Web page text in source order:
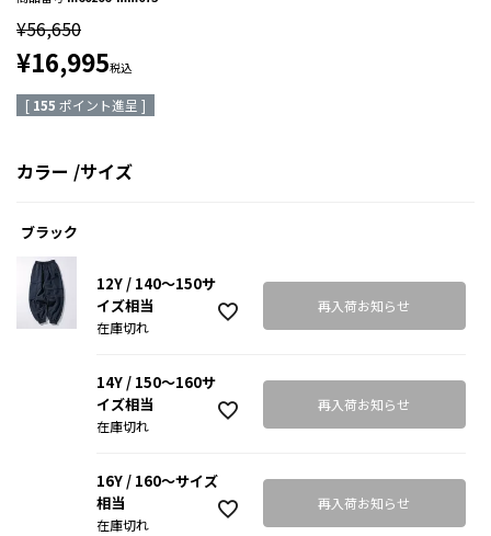
¥56,650
¥16,995税込
[ 155 ポイント進呈 ]
カラー サイズ
ブラック
12Y / 140～150サ
イズ相当
在庫切れ
再入荷お知らせ
14Y / 150～160サ
イズ相当
在庫切れ
再入荷お知らせ
16Y / 160～サイズ
相当
在庫切れ
再入荷お知らせ